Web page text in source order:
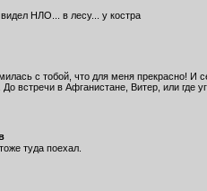
НЛО... в лесу... у костра
с тобой, что для меня прекрасно! И
До встречи в Афганистане, Витер, или где
туда поехал.